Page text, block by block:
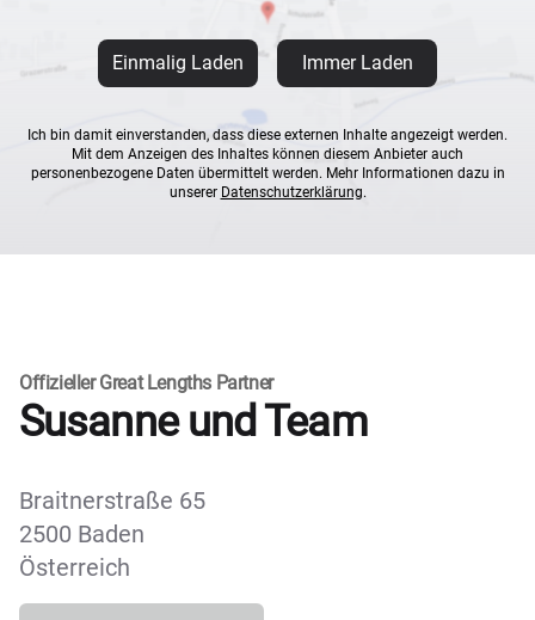
Einmalig Laden Immer Laden
Ich bin damit einverstanden, dass diese externen Inhalte angezeigt werden.
Mit dem Anzeigen des Inhaltes können diesem Anbieter auch
personenbezogene Daten übermittelt werden. Mehr Informationen dazu in
unserer Datenschutzerklärung.
Offizieller Great Lengths Partner
Susanne und Team
Braitnerstraße 65
2500 Baden
Österreich